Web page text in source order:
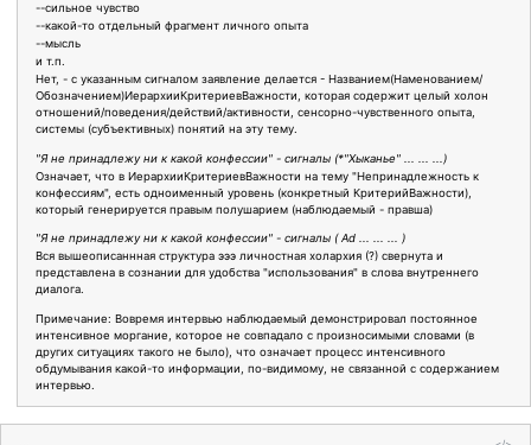
--сильное чувство
--какой-то отдельный фрагмент личного опыта
--мысль
и т.п.
Нет, - с указанным сигналом заявление делается - Названием(Наменованием/
Обозначением)ИерархииКритериевВажности, которая содержит целый холон
отношений/поведения/действий/активности, сенсорно-чувственного опыта,
системы (субъективных) понятий на эту тему.
"Я не принадлежу ни к какой конфессии" - сигналы (*"Хыканье" ... ... ...)
Означает, что в ИерархииКритериевВажности на тему "Непринадлежность к
конфессиям", есть одноименный уровень (конкретный КритерийВажности),
который генерируется правым полушарием (наблюдаемый - правша)
"Я не принадлежу ни к какой конфессии" - сигналы ( Ad ... ... ... )
Вся вышеописаннная структура эээ личностная холархия (?) свернута и
представлена в сознании для удобства "использования" в слова внутреннего
диалога.
Примечание: Вовремя интервью наблюдаемый демонстрировал постоянное
интенсивное моргание, которое не совпадало с произносимыми словами (в
других ситуациях такого не было), что означает процесс интенсивного
обдумывания какой-то информации, по-видимому, не связанной с содержанием
интервью.